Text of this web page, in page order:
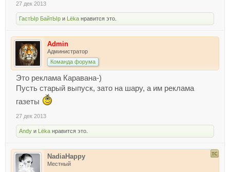
27 дек 2013
ГастЫр БайтЫр и Lёka нравится это.
Admin
Администратор
Команда форума
Это реклама Каравана-)
Пусть старый выпуск, зато на шару, а им реклама
газеты
27 дек 2013
Andy и Lёka нравится это.
NadiaHappy
Местный